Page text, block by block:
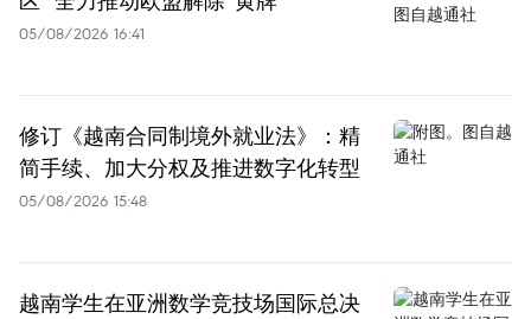
05/08/2026 16:41
修订《越南合同制境外就业法》：精
简手续、加大分权及推进数字化转型
05/08/2026 15:48
越南学生在亚洲数学竞技场国际总决